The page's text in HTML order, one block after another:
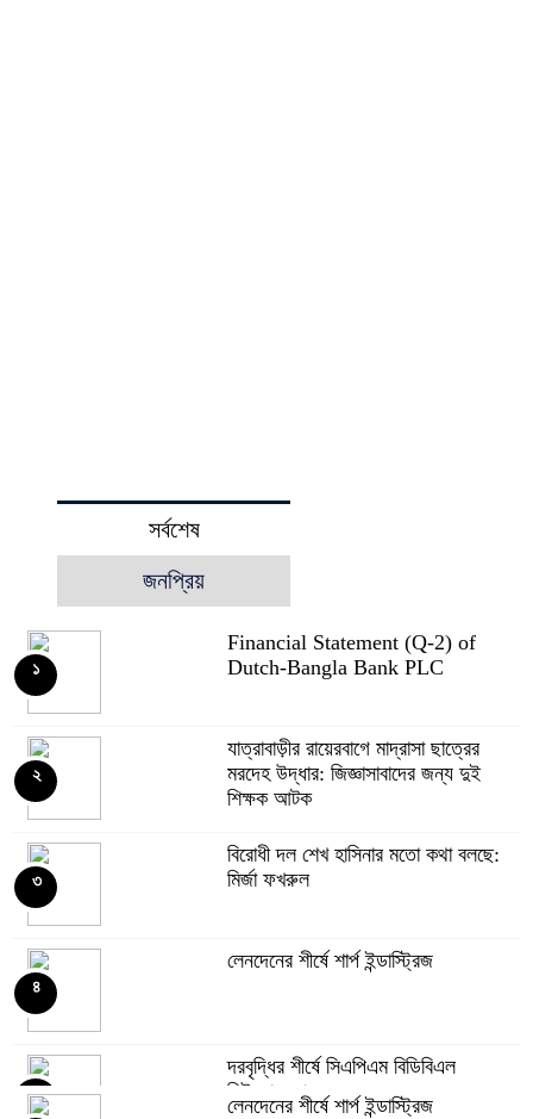
সর্বশেষ
জনপ্রিয়
Financial Statement (Q-2) of
Dutch-Bangla Bank PLC
১
যাত্রাবাড়ীর রায়েরবাগে মাদ্রাসা ছাত্রের
মরদেহ উদ্ধার: জিজ্ঞাসাবাদের জন্য দুই
শিক্ষক আটক
২
বিরোধী দল শেখ হাসিনার মতো কথা বলছে:
মির্জা ফখরুল
৩
লেনদেনের শীর্ষে শার্প ইন্ডাস্ট্রিজ
৪
দরবৃদ্ধির শীর্ষে সিএপিএম বিডিবিএল
মিউচুয়াল ফান্ড
৫
লেনদেনের শীর্ষে শার্প ইন্ডাস্ট্রিজ